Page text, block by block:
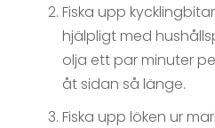
Fiska upp
hjälpligt med
olja ett par minuter
åt sidan så länge.
Fiska upp löken ur